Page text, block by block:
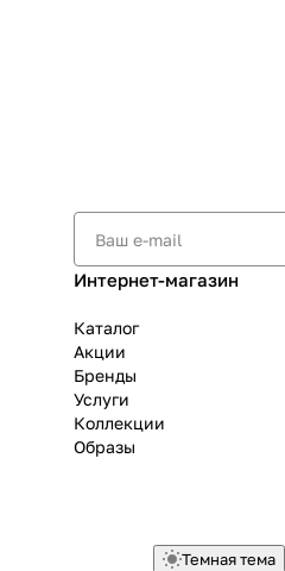
Интернет-магазин
Каталог
Акции
Бренды
Услуги
Коллекции
Образы
Темная тема